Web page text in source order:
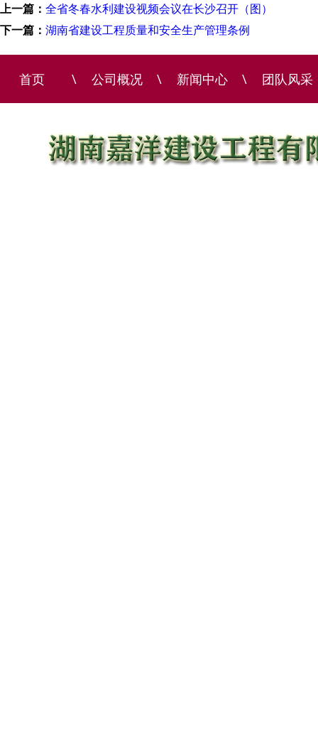
上一篇： 全省冬春水利建设视频会议在长沙召开（图）
下一篇： 湖南省建设工程质量和安全生产管理条例
首页 \ 公司概况 \ 新闻中心 \ 团队风采